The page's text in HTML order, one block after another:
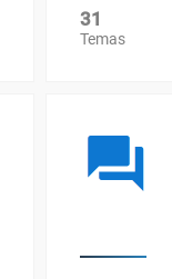
31
Temas